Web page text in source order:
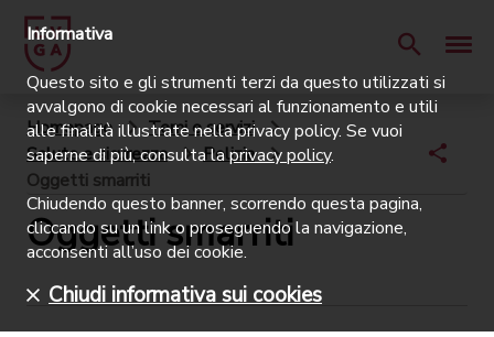
Homepage
Temi e servizi
Salute e sicurezza
Polizia
Oggetti smarriti
Oggetti smarriti
Informativa
Questo sito e gli strumenti terzi da questo utilizzati si
avvalgono di cookie necessari al funzionamento e utili
alle finalità illustrate nella privacy policy. Se vuoi
saperne di più, consulta laprivacy policy.
Chiudendo questo banner, scorrendo questa pagina,
cliccando su un link o proseguendo la navigazione,
acconsenti all’uso dei cookie.
Chiudi informativa sui cookies